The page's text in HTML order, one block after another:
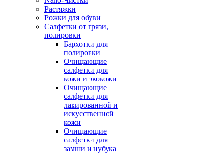
Растяжки
Рожки для обуви
Салфетки от грязи,
полировки
Бархотки для
полировки
Очищающие
салфетки для
кожи и экокожи
Очищающие
салфетки для
лакированной и
искусственной
кожи
Очищающие
салфетки для
замши и нубука